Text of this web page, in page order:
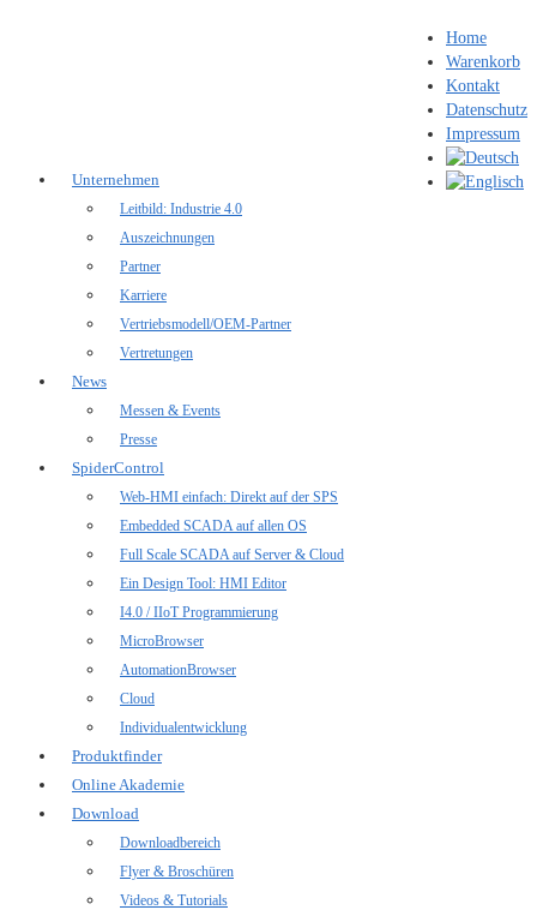
Home
Warenkorb
Kontakt
Datenschutz
Impressum
Unternehmen
Leitbild: Industrie 4.0
Auszeichnungen
Partner
Karriere
Vertriebsmodell/OEM-Partner
Vertretungen
News
Messen & Events
Presse
SpiderControl
Web-HMI einfach: Direkt auf der SPS
Embedded SCADA auf allen OS
Full Scale SCADA auf Server & Cloud
Ein Design Tool: HMI Editor
I4.0 / IIoT Programmierung
MicroBrowser
AutomationBrowser
Cloud
Individualentwicklung
Produktfinder
Online Akademie
Download
Downloadbereich
Flyer & Broschüren
Videos & Tutorials